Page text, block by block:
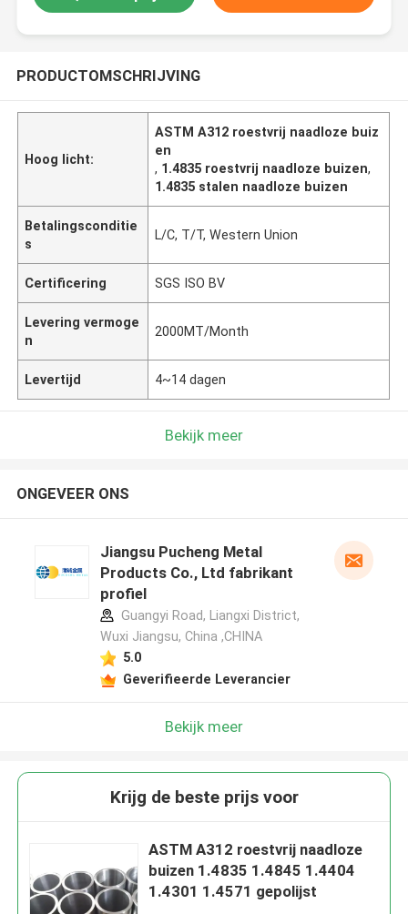
PRODUCTOMSCHRIJVING
Hoog licht:
ASTM A312 roestvrij naadloze buiz
en
, 1.4835 roestvrij naadloze buizen,
1.4835 stalen naadloze buizen
Betalingsconditie
s
L/C, T/T, Western Union
Certificering SGS ISO BV
Levering vermoge
n
2000MT/Month
Levertijd 4~14 dagen
Bekijk meer
ONGEVEER ONS
Jiangsu Pucheng Metal
Products Co., Ltd fabrikant
profiel
Guangyi Road, Liangxi District,
Wuxi Jiangsu, China ,CHINA
5.0
Geverifieerde Leverancier
Bekijk meer
Krijg de beste prijs voor
ASTM A312 roestvrij naadloze
buizen 1.4835 1.4845 1.4404
1.4301 1.4571 gepolijst